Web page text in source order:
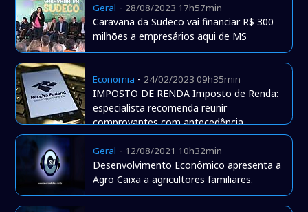
Geral - 28/08/2023 17h57min
Caravana da Sudeco vai financiar R$ 300
milhões a empresários aqui de MS
Economia - 24/02/2023 09h35min
IMPOSTO DE RENDA Imposto de Renda:
especialista recomenda reunir
comprovantes com antecedência
Geral - 12/08/2021 10h32min
Desenvolvimento Econômico apresenta a
Agro Caixa a agricultores familiares.